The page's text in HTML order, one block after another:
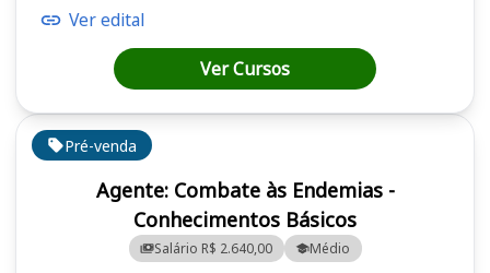
Pré-venda
Agente: Combate às Endemias -
Conhecimentos Básicos
Salário R$ 2.640,00 Médio
Ver edital
Ver Cursos